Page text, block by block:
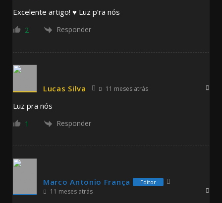
Excelente artigo! ♥️ Luz p’ra nós
2 Responder
Lucas Silva 11 meses atrás
Luz pra nós
1 Responder
Marco Antonio França Editor
11 meses atrás